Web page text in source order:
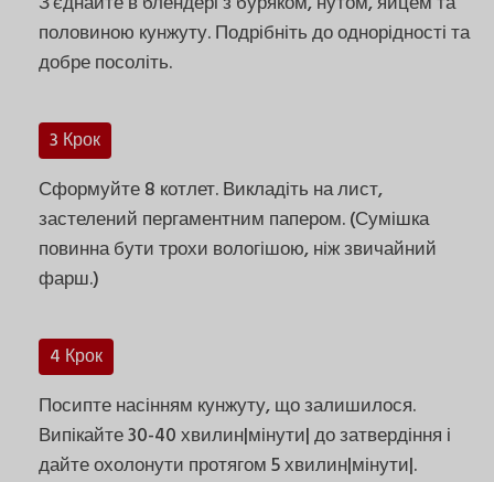
половиною кунжуту. Подрібніть до однорідності та
добре посоліть.
3 Крок
Сформуйте 8 котлет. Викладіть на лист,
застелений пергаментним папером. (Сумішка
повинна бути трохи вологішою, ніж звичайний
фарш.)
4 Крок
Посипте насінням кунжуту, що залишилося.
Випікайте 30-40 хвилин|мінути| до затвердіння і
дайте охолонути протягом 5 хвилин|мінути|.